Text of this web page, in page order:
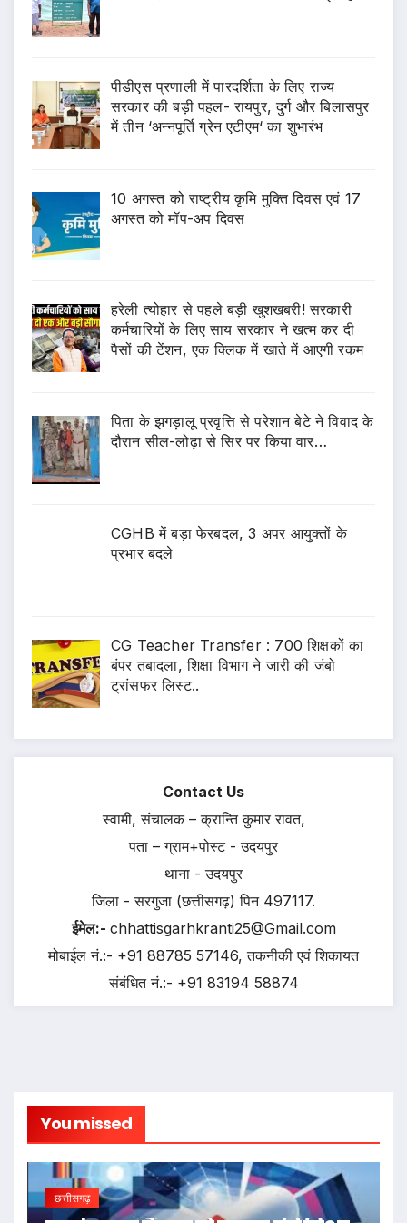
पीडीएस प्रणाली में पारदर्शिता के लिए राज्य
सरकार की बड़ी पहल- रायपुर, दुर्ग और बिलासपुर
में तीन ‘अन्नपूर्ति ग्रेन एटीएम‘ का शुभारंभ
10 अगस्त को राष्ट्रीय कृमि मुक्ति दिवस एवं 17
अगस्त को मॉप-अप दिवस
हरेली त्योहार से पहले बड़ी खुशखबरी! सरकारी
कर्मचारियों के लिए साय सरकार ने खत्म कर दी
पैसों की टेंशन, एक क्लिक में खाते में आएगी रकम
पिता के झगड़ालू प्रवृत्ति से परेशान बेटे ने विवाद के
दौरान सील-लोढ़ा से सिर पर किया वार…
CGHB में बड़ा फेरबदल, 3 अपर आयुक्तों के
प्रभार बदले
CG Teacher Transfer : 700 शिक्षकों का
बंपर तबादला, शिक्षा विभाग ने जारी की जंबो
ट्रांसफर लिस्ट..
Contact Us
स्वामी, संचालक – क्रान्ति कुमार रावत,
पता – ग्राम+पोस्ट - उदयपुर
थाना - उदयपुर
जिला - सरगुजा (छत्तीसगढ़) पिन 497117.
ईमेल:- chhattisgarhkranti25@Gmail.com
मोबाईल नं.:- +91 88785 57146, तकनीकी एवं शिकायत
संबंधित नं.:- +91 83194 58874
You missed
छत्तीसगढ़